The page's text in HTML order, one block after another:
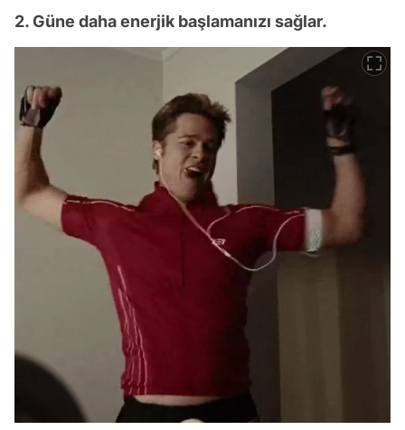
2. Güne daha enerjik başlamanızı sağlar.